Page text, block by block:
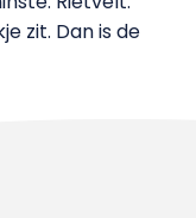
zit. Dan is de